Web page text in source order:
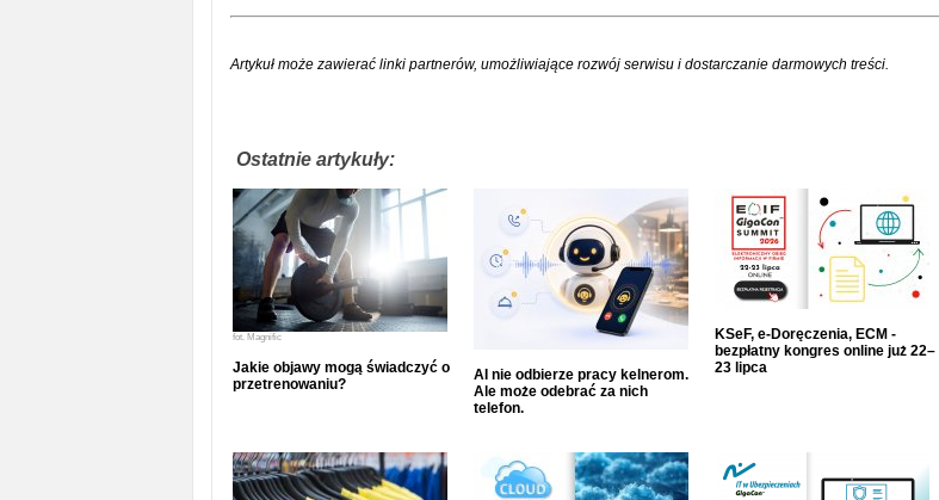
Artykuł może zawierać linki partnerów, umożliwiające rozwój serwisu i dostarczanie darmowych treści.
Ostatnie artykuły:
fot. Magnific
Jakie objawy mogą świadczyć o
przetrenowaniu?
AI nie odbierze pracy kelnerom.
Ale może odebrać za nich
telefon.
KSeF, e-Doręczenia, ECM -
bezpłatny kongres online już 22–
23 lipca